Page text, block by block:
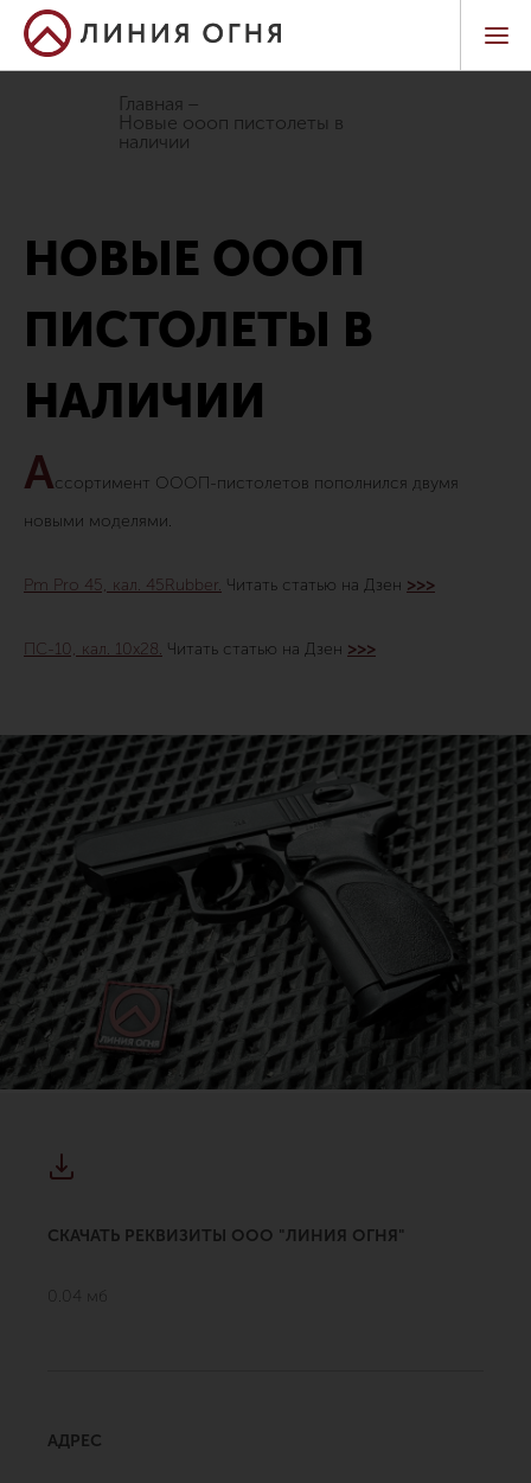
Главная
новые оооп пистолеты в
наличии
НОВЫЕ ОООП
ПИСТОЛЕТЫ В
НАЛИЧИИ
Ассортимент ОООП-пистолетов пополнился двумя
новыми моделями.
Pm Pro 45, кал. 45Rubber. Читать статью на Дзен >>>
ПС-10, кал. 10х28. Читать статью на Дзен >>>
СКАЧАТЬ РЕКВИЗИТЫ ООО "ЛИНИЯ ОГНЯ"
0.04 мб
АДРЕС